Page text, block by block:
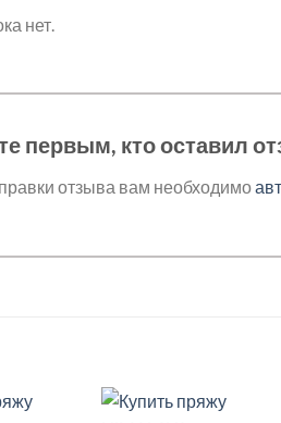
нет.
первым, кто оставил
отзыва вам необходимо